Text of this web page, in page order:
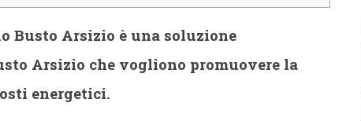
Busto Arsizio è una soluzione
Arsizio che vogliono promuovere la
energetici.